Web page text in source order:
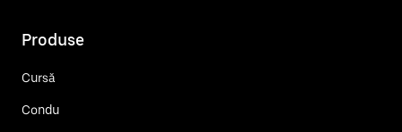
Produse
Cursă
Condu